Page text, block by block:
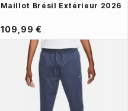
Maillot Brésil Extérieur 2026
109,99 €